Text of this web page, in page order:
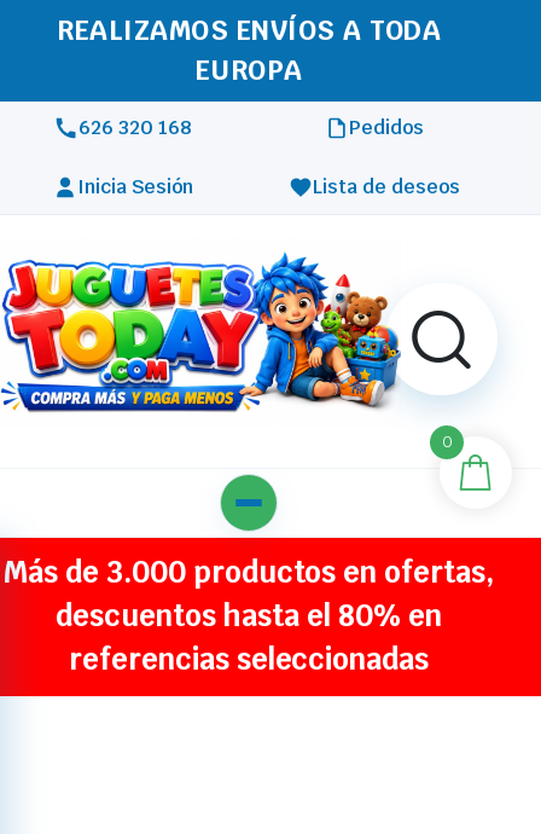
REALIZAMOS ENVÍOS A TODA
EUROPA
626 320 168 Pedidos
Inicia Sesión Lista de deseos
Más de 3.000 productos en ofertas,
descuentos hasta el 80% en
referencias seleccionadas
0